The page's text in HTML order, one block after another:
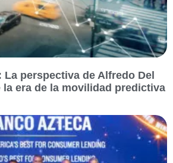
perspectiva de Alfredo Del
la era de la movilidad predictiva